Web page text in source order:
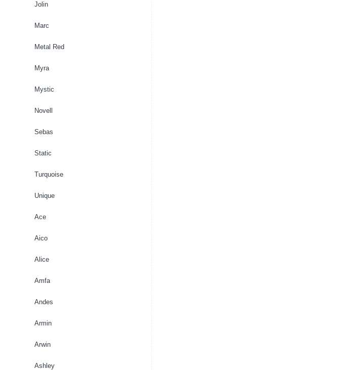
Jolin
Marc
Metal Red
Myra
Mystic
Novell
Sebas
Static
Turquoise
Unique
Ace
Aico
Alice
Amfa
Andes
Armin
Arwin
Ashley